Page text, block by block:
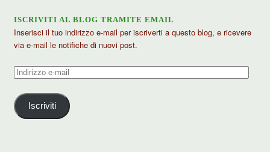
ISCRIVITI AL BLOG TRAMITE EMAIL
Inserisci il tuo indirizzo e-mail per iscriverti a questo blog, e ricevere
via e-mail le notifiche di nuovi post.
Indirizzo
mail
Iscriviti